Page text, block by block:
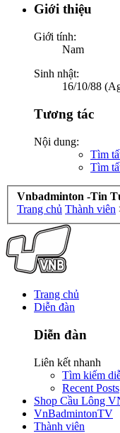
Giới thiệu
Giới tính:
Nam
Sinh nhật:
16/10/88
Tương tác
Nội dung:
Tìm
Tìm
Vnbadminton -Tin
Trang chủ Thành viên
Trang chủ
Diễn đàn
Diễn đàn
Liên kết nhanh
Tìm kiếm
Recent Posts
Shop Cầu Lông
VnBadmintonTV
Thành viên